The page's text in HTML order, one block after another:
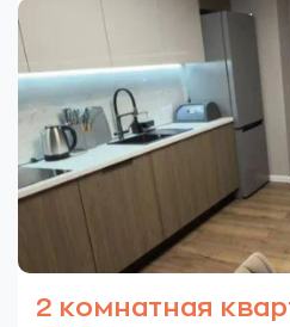
2 комнатная